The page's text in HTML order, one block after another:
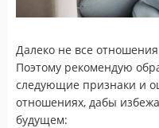
Далеко не все
Поэтому рекомендую
следующие признаки и
отношениях, дабы
будущем: